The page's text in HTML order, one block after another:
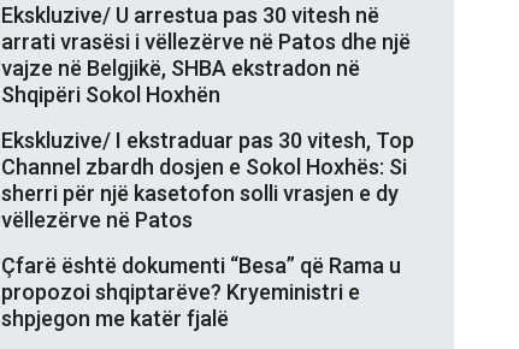
Ekskluzive/ U arrestua pas 30 vitesh në
arrati vrasësi i vëllezërve në Patos dhe një
vajze në Belgjikë, SHBA ekstradon në
Shqipëri Sokol Hoxhën
Ekskluzive/ I ekstraduar pas 30 vitesh, Top
Channel zbardh dosjen e Sokol Hoxhës: Si
sherri për një kasetofon solli vrasjen e dy
vëllezërve në Patos
Çfarë është dokumenti “Besa” që Rama u
propozoi shqiptarëve? Kryeministri e
shpjegon me katër fjalë